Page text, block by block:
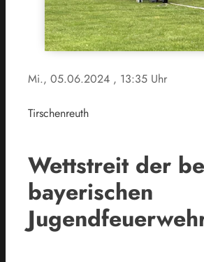
Mi., 05.06.2024 , 13:35 Uhr
Tirschenreuth
Wettstreit der
bayerischen